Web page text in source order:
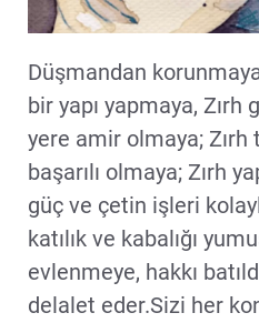
Düşmandan
bir yapı yapmaya, Zırh
yere amir olmaya;
başarılı olmaya; Zırh
güç ve çetin işleri
katılık ve kabalığı
evlenmeye, hakkı
delalet eder.Sizi her